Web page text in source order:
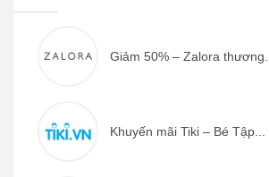
Giảm 50% – Zalora thương...
Khuyến mãi Tiki – Bé Tập...